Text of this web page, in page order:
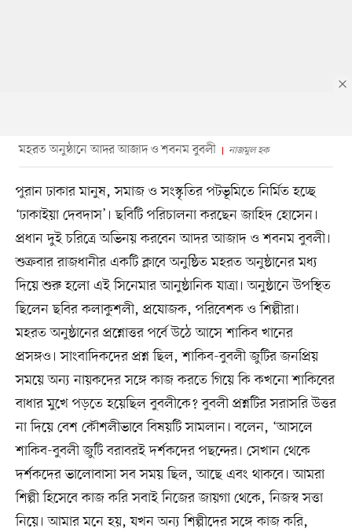
মহরত অনুষ্ঠানে আদর আজাদ ও শবনম বুবলী নাজমুল হক
পুরান ঢাকার মানুষ, সমাজ ও সংস্কৃতির পটভূমিতে নির্মিত হচ্ছে
‘ঢাকাইয়া দেবদাস’। ছবিটি পরিচালনা করছেন জাহিদ হোসেন।
প্রধান দুই চরিত্রে অভিনয় করবেন আদর আজাদ ও শবনম বুবলী।
শুক্রবার রাজধানীর একটি ক্লাবে অনুষ্ঠিত মহরত অনুষ্ঠানের মধ্য
দিয়ে শুরু হলো এই সিনেমার আনুষ্ঠানিক যাত্রা। অনুষ্ঠানে উপস্থিত
ছিলেন ছবির কলাকুশলী, প্রযোজক, পরিবেশক ও শিল্পীরা।
মহরত অনুষ্ঠানের প্রশ্নোত্তর পর্বে উঠে আসে শাকিব খানের
প্রসঙ্গও। সাংবাদিকদের প্রশ্ন ছিল, শাকিব-বুবলী জুটির জনপ্রিয়
সময়ে অন্য নায়কদের সঙ্গে কাজ করতে গিয়ে কি কখনো শাকিবের
বাধার মুখে পড়তে হয়েছিল বুবলীকে? বুবলী প্রশ্নটির সরাসরি উত্তর
না দিয়ে বেশ কৌশলীভাবে বিষয়টি সামলান। বলেন, ‘আসলে
শাকিব-বুবলী জুটি বরাবরই দর্শকদের পছন্দের। সেখান থেকে
দর্শকদের ভালোবাসা সব সময় ছিল, আছে এবং থাকবে। আমরা
শিল্পী হিসেবে কাজ করি সবাই নিজের জায়গা থেকে, নিজস্ব সত্তা
নিয়ে। আমার মনে হয়, যখন অন্য শিল্পীদের সঙ্গে কাজ করি,